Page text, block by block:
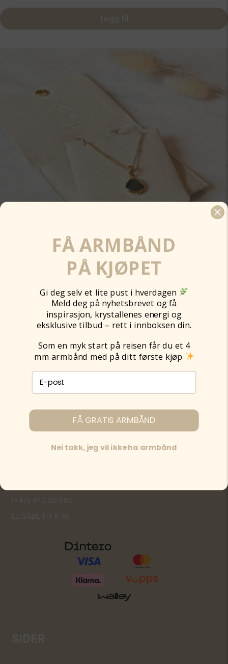
Legg til
TANTE BUDDHA SMYKKEPUNG
49,00kr
(+47) 412 50 080
ELISABETH K AS
SIDER
FÅ ARMBÅND
PÅ KJØPET
Gi deg selv et lite pust i hverdagen
Meld deg på nyhetsbrevet og få
inspirasjon, krystallenes energi og
eksklusive tilbud – rett i innboksen din.
Som en myk start på reisen får du et 4
mm armbånd med på ditt første kjøp
E-post påmelding
FÅ GRATIS ARMBÅND
Nei takk, jeg vil ikke ha armbånd